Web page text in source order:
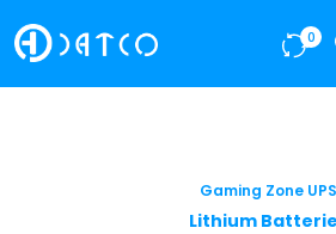
0
Gaming Zone UPS
Lithium